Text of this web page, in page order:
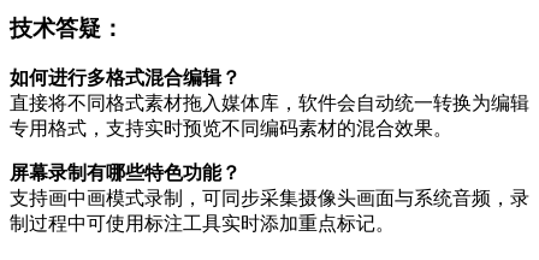
技术答疑：
如何进行多格式混合编辑？
直接将不同格式素材拖入媒体库，软件会自动统一转换为编辑
专用格式，支持实时预览不同编码素材的混合效果。
屏幕录制有哪些特色功能？
支持画中画模式录制，可同步采集摄像头画面与系统音频，录
制过程中可使用标注工具实时添加重点标记。